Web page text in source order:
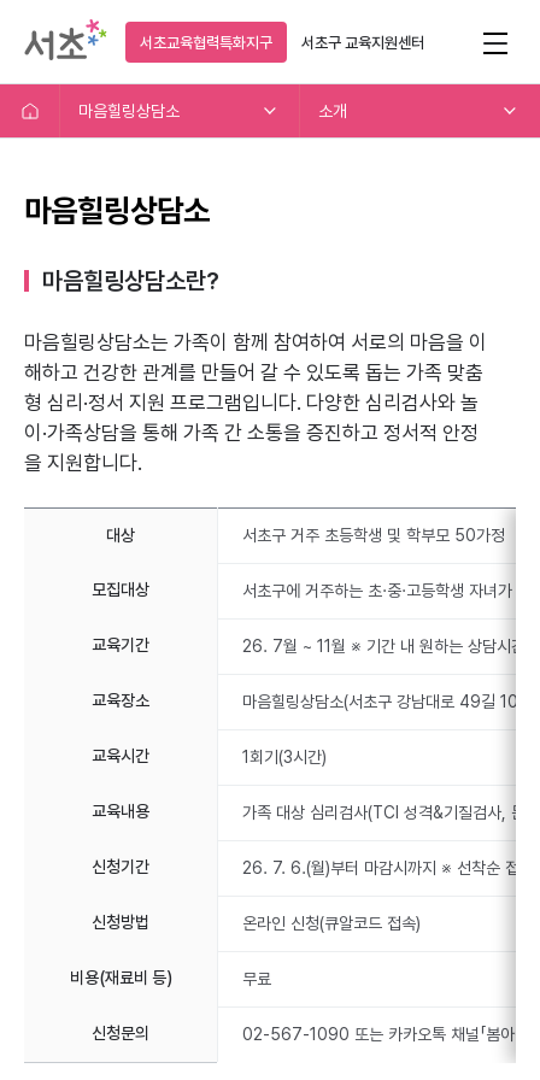
서초교육협력특화지구 서초구교육지원센터
마음힐링상담소 소개
마음힐링상담소
마음힐링상담소란?
마음힐링상담소는 가족이 함께 참여하여 서로의 마음을 이
해하고 건강한 관계를 만들어 갈 수 있도록 돕는 가족 맞춤
형 심리·정서 지원 프로그램입니다. 다양한 심리검사와 놀
이·가족상담을 통해 가족 간 소통을 증진하고 정서적 안정
을 지원합니다.
대상 서초구 거주 초등학생 및 학부모 50가정
모집대상 서초구에 거주하는 초·중·고등학생 자녀가
교육기간 26. 7월 ~ 11월 ※ 기간 내 원하는 상담시간
교육장소 마음힐링상담소(서초구 강남대로 49길 10)
교육시간 1회기(3시간)
교육내용 가족 대상 심리검사(TCI 성격&기질검사, 문
신청기간 26. 7. 6.(월)부터 마감시까지 ※ 선착순 접수
신청방법 온라인 신청(큐알코드 접속)
비용(재료비 등) 무료
신청문의 02-567-1090 또는 카카오톡 채널「봄아동청